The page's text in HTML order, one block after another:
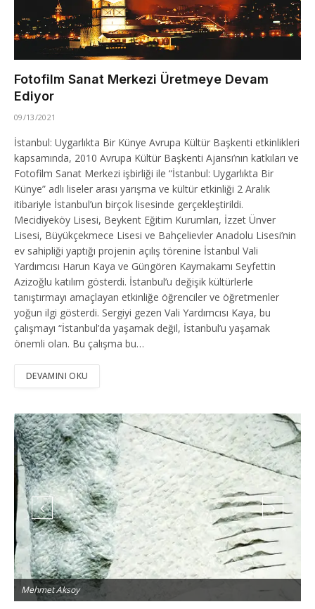
Fotofilm Sanat Merkezi Üretmeye Devam
Ediyor
09/13/2021
İstanbul: Uygarlıkta Bir Künye Avrupa Kültür Başkenti etkinlikleri
kapsamında, 2010 Avrupa Kültür Başkenti Ajansı’nın katkıları ve
Fotofilm Sanat Merkezi işbirliği ile “İstanbul: Uygarlıkta Bir
Künye” adlı liseler arası yarışma ve kültür etkinliği 2 Aralık
itibariyle İstanbul’un birçok lisesinde gerçekleştirildi.
Mecidiyeköy Lisesi, Beykent Eğitim Kurumları, İzzet Ünver
Lisesi, Büyükçekmece Lisesi ve Bahçelievler Anadolu Lisesi’nin
ev sahipliği yaptığı projenin açılış törenine İstanbul Vali
Yardımcısı Harun Kaya ve Güngören Kaymakamı Seyfettin
Azizoğlu katılım gösterdi. İstanbul’u değişik kültürlerle
tanıştırmayı amaçlayan etkinliğe öğrenciler ve öğretmenler
yoğun ilgi gösterdi. Sergiyi gezen Vali Yardımcısı Kaya, bu
çalışmayı “İstanbul’da yaşamak değil, İstanbul’u yaşamak
önemli olan. Bu çalışma bu…
DEVAMINI OKU
Mehmet Aksoy